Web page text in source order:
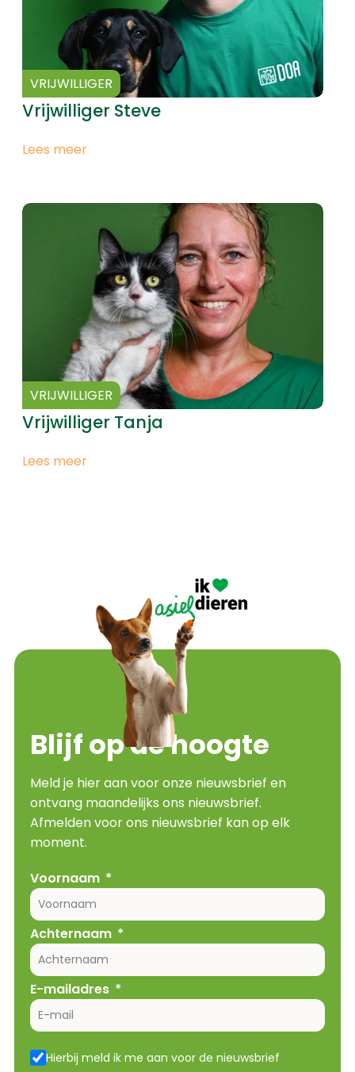
VRIJWILLIGER
Vrijwilliger Steve
Lees meer
VRIJWILLIGER
Vrijwilliger Tanja
Lees meer
Blijf op de hoogte
Meld je hier aan voor onze nieuwsbrief en
ontvang maandelijks ons nieuwsbrief.
Afmelden voor ons nieuwsbrief kan op elk
moment.
Voornaam
Achternaam
E-mailadres
Hierbij meld ik me aan voor de nieuwsbrief